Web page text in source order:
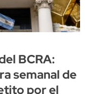
BCRA:
semanal de
por el